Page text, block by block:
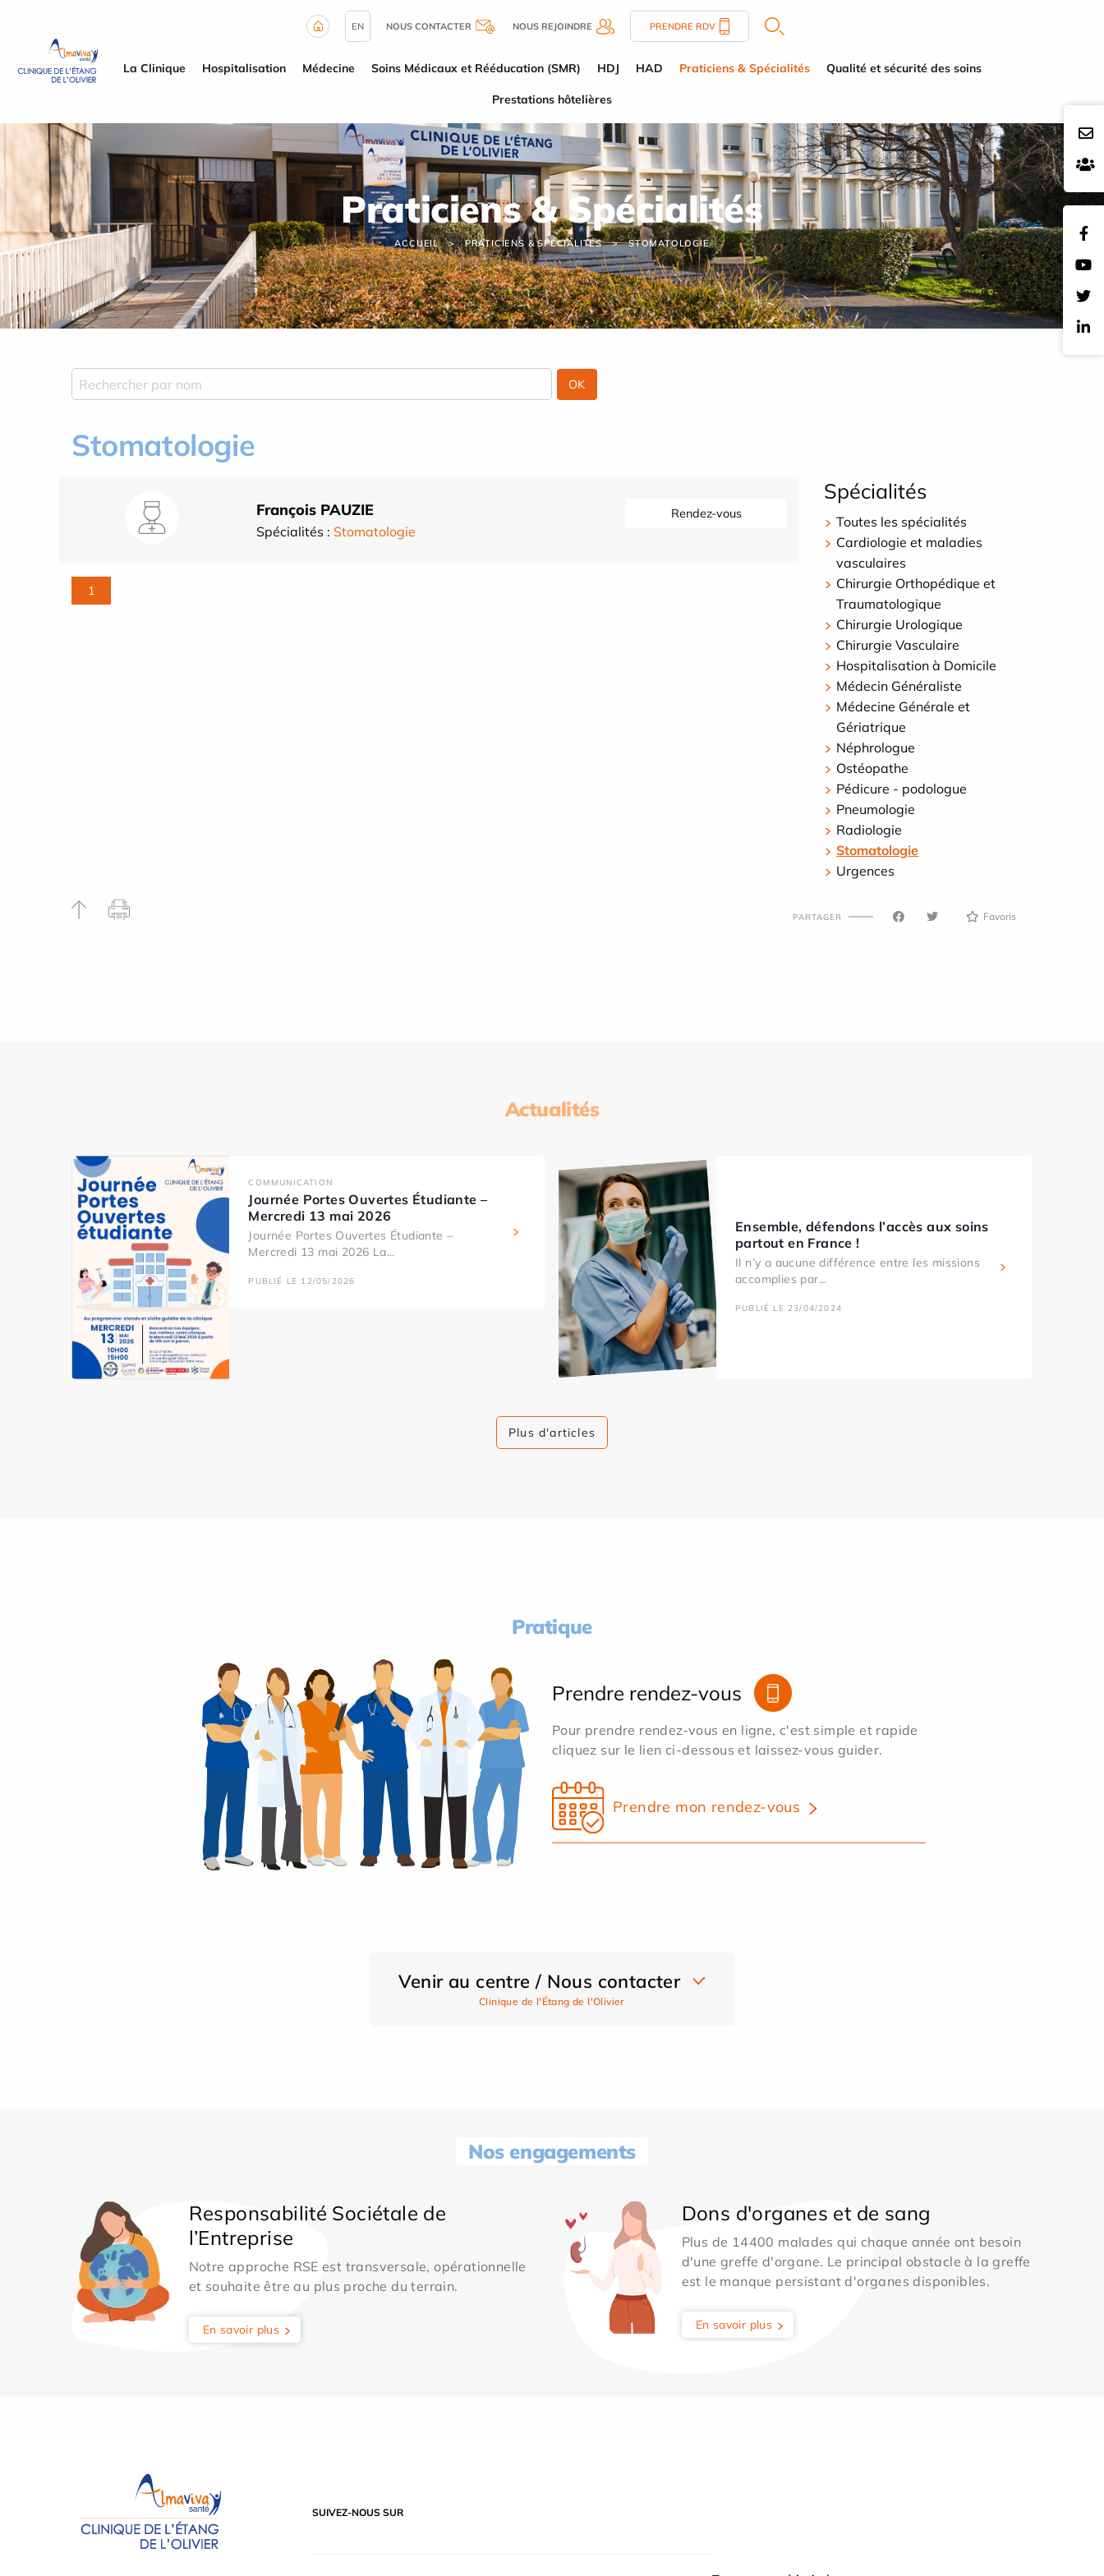
EN NOUS CONTACTER NOUS REJOINDRE PRENDRE RDV
La Clinique Hospitalisation Médecine Soins Médicaux et Rééducation (SMR) HDJ HAD Praticiens & Spécialités Qualité et sécurité des soins
Prestations hôtelières
Praticiens & Spécialités
ACCUEIL PRATICIENS & SPÉCIALITÉS STOMATOLOGIE
Stomatologie
François PAUZIE
Spécialités : Stomatologie
Rendez-vous
1
Spécialités
Toutes les spécialités
Cardiologie et maladies
vasculaires
Chirurgie Orthopédique et
Traumatologique
Chirurgie Urologique
Chirurgie Vasculaire
Hospitalisation à Domicile
Médecin Généraliste
Médecine Générale et
Gériatrique
Néphrologue
Ostéopathe
Pédicure - podologue
Pneumologie
Radiologie
Stomatologie
Urgences
PARTAGER Favoris
Actualités
COMMUNICATION
Journée Portes Ouvertes Étudiante –
Mercredi 13 mai 2026
Journée Portes Ouvertes Étudiante –
Mercredi 13 mai 2026 La...
PUBLIÉ LE 12/05/2026
Ensemble, défendons l’accès aux soins
partout en France !
Il n’y a aucune différence entre les missions
accomplies par...
PUBLIÉ LE 23/04/2024
Plus d'articles
Pratique
Prendre rendez-vous
Pour prendre rendez-vous en ligne, c'est simple et rapide
cliquez sur le lien ci-dessous et laissez-vous guider.
Prendre mon rendez-vous
Venir au centre / Nous contacter
Clinique de l'Étang de l'Olivier
Nos engagements
Responsabilité Sociétale de
l’Entreprise
Notre approche RSE est transversale, opérationnelle
et souhaite être au plus proche du terrain.
En savoir plus
Dons d'organes et de sang
Plus de 14400 malades qui chaque année ont besoin
d'une greffe d'organe. Le principal obstacle à la greffe
est le manque persistant d'organes disponibles.
En savoir plus
SUIVEZ-NOUS SUR